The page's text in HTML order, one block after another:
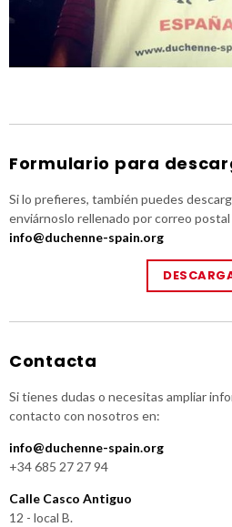
Formulario para
Si lo prefieres, también puedes
enviárnoslo rellenado por correo
info@duchenne-spain.org
Contacta
Si tienes dudas o necesitas ampliar
contacto con nosotros en:
info@duchenne-spain.org
+34 685 27 27 94
Calle Casco Antiguo
12 - local B.